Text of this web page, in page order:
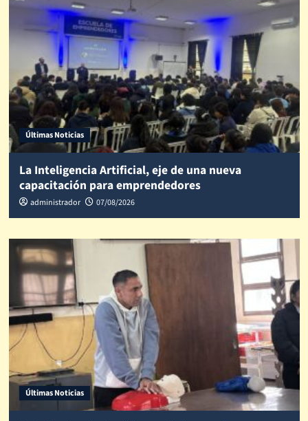
Últimas Noticias
La Inteligencia Artificial, eje de una nueva
capacitación para emprendedores
administrador 07/08/2026
Últimas Noticias